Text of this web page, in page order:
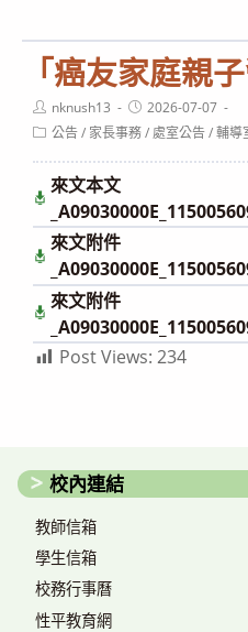
「癌友家庭親子
Post
author:
nknush13
Post
published:
2026-07-07
Post公告/ 家長事務/處室公告/輔導
來文本文
來文附件
來文附件
Post Views: 234
校內連結
教師信箱
學生信箱
校務行事曆
性平教育網